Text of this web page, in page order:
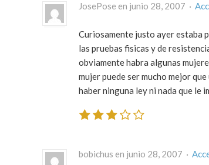
JosePose en junio 28, 2007 ·
Curiosamente justo ayer estaba
las pruebas fisicas y de
obviamente habra algunas
mujer puede ser mucho mejor
haber ninguna ley ni nada que le
bobichus en junio 28, 2007 ·